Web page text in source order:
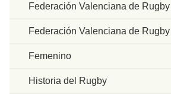
Federación Valenciana de Rugby
Federación Valenciana de
Femenino
Historia del Rugby